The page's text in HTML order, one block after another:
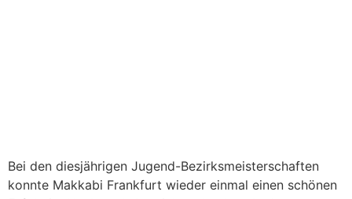
Bei den diesjährigen Jugend-Bezirksmeisterschaften
konnte Makkabi Frankfurt wieder einmal einen schönen